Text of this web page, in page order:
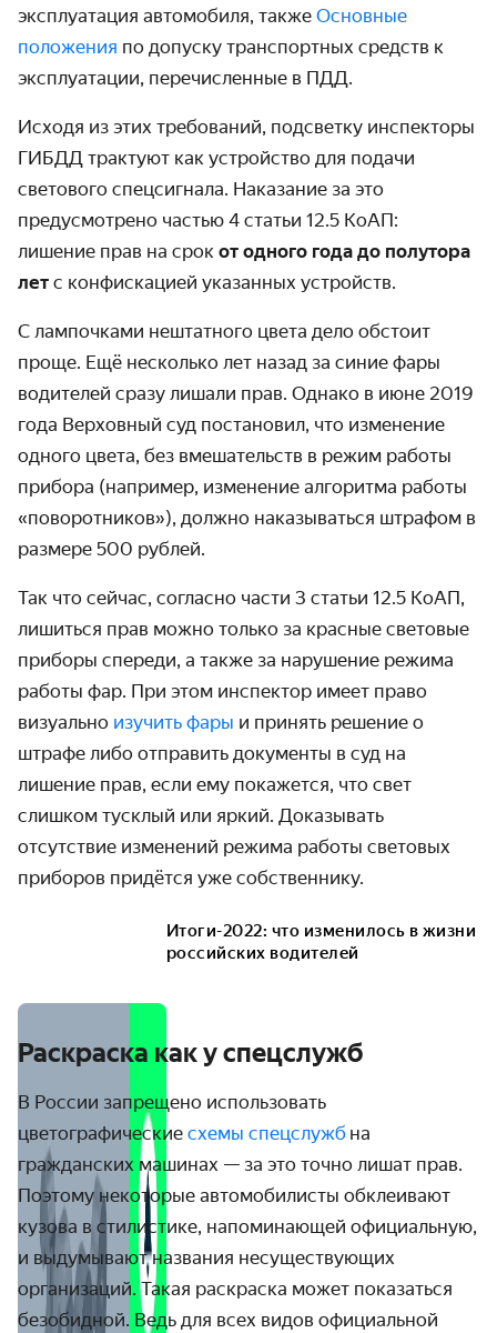
эксплуатация автомобиля, также Основные
положения по допуску транспортных средств к
эксплуатации, перечисленные в ПДД.
Исходя из этих требований, подсветку инспекторы
ГИБДД трактуют как устройство для подачи
светового спецсигнала. Наказание за это
предусмотрено частью 4 статьи 12.5 КоАП:
лишение прав на срок от одного года до полутора
лет с конфискацией указанных устройств.
С лампочками нештатного цвета дело обстоит
проще. Ещё несколько лет назад за синие фары
водителей сразу лишали прав. Однако в июне 2019
года Верховный суд постановил, что изменение
одного цвета, без вмешательств в режим работы
прибора (например, изменение алгоритма работы
«поворотников»), должно наказываться штрафом в
размере 500 рублей.
Так что сейчас, согласно части 3 статьи 12.5 КоАП,
лишиться прав можно только за красные световые
приборы спереди, а также за нарушение режима
работы фар. При этом инспектор имеет право
визуально изучить фары и принять решение о
штрафе либо отправить документы в суд на
лишение прав, если ему покажется, что свет
слишком тусклый или яркий. Доказывать
отсутствие изменений режима работы световых
приборов придётся уже собственнику.
Итоги-2022: что изменилось в жизни
российских водителей
Раскраска как у спецслужб
В России запрещено использовать
цветографические схемы спецслужб на
гражданских машинах — за это точно лишат прав.
Поэтому некоторые автомобилисты обклеивают
кузова в стилистике, напоминающей официальную,
и выдумывают названия несуществующих
организаций. Такая раскраска может показаться
безобидной. Ведь для всех видов официальной